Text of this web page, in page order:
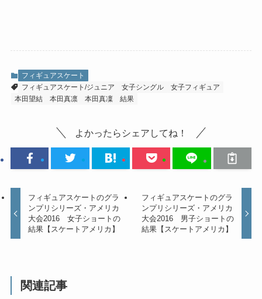
フィギュアスケート
フィギュアスケート/ジュニア
女子シングル
女子フィギュア
本田望結
本田真凛 本田真凜 結果
よかったらシェアしてね！
フィギュアスケートのグラ
ンプリシリーズ・アメリカ
大会2016 女子ショートの
結果【スケートアメリカ】
フィギュアスケートのグラ
ンプリシリーズ・アメリカ
大会2016 男子ショートの
結果【スケートアメリカ】
関連記事